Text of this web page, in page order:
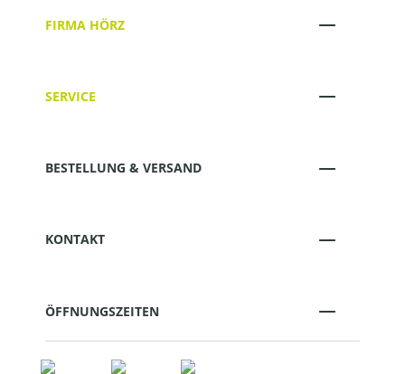
FIRMA HÖRZ
SERVICE
BESTELLUNG & VERSAND
KONTAKT
ÖFFNUNGSZEITEN